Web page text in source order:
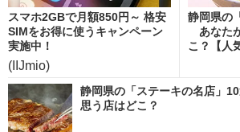
スマホ2GBで月額850円～ 格安
SIMをお得に使うキャンペーン
実施中！
(IIJmio)
静岡県の
あなた
こ？【人
静岡県の「ステーキの名店」
思う店はどこ？